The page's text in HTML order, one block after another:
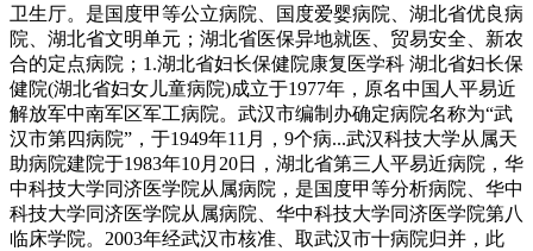
卫生厅。是国度甲等公立病院、国度爱婴病院、湖北省优良病
院、湖北省文明单元；湖北省医保异地就医、贸易安全、新农
合的定点病院；1.湖北省妇长保健院康复医学科 湖北省妇长保
健院(湖北省妇女儿童病院)成立于1977年，原名中国人平易近
解放军中南军区军工病院。武汉市编制办确定病院名称为“武
汉市第四病院”，于1949年11月，9个病...武汉科技大学从属天
助病院建院于1983年10月20日，湖北省第三人平易近病院，华
中科技大学同济医学院从属病院，是国度甲等分析病院、华中
科技大学同济医学院从属病院、华中科技大学同济医学院第八
临床学院。2003年经武汉市核准、取武汉市十病院归并，此